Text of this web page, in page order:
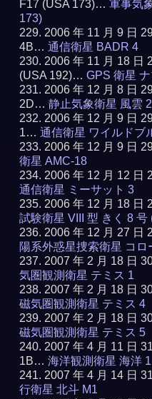
F17 (USA 173)…軍事気
173)
2006 年 11 月 9 日
4B…通信衛星 BADR 4
2006 年 11 月 18 日
(USA 192)…GPS 衛星
2006 年 12 月 8 日
2D…静止気象衛星 風雲
2006 年 12 月 9 日
1…通信衛星 ワイルドブ
2006 年 12 月 9 日
衛星 AMC-18
2006 年 12 月 12 日
通信衛星 ミーサット 3
2006 年 12 月 18
試験衛星 VIII 型 きく 8 号
2006 年 12 月 27 日
陽系外惑星捜索衛星 コロ
2007 年 2 月 18 日
気圏観測衛星 テミス 1
2007 年 2 月 18 日
磁気圏観測衛星 テミス 4
2007 年 2 月 18 日
磁気圏観測衛星 テミス 5
2007 年 4 月 11 日
1B…海洋観測衛星 海洋
2007 年 4 月 14 日
行衛星 北斗 M1